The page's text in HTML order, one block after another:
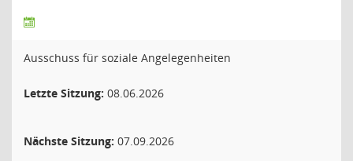
Ausschuss für soziale Angelegenheiten
Letzte Sitzung: 08.06.2026
Nächste Sitzung: 07.09.2026